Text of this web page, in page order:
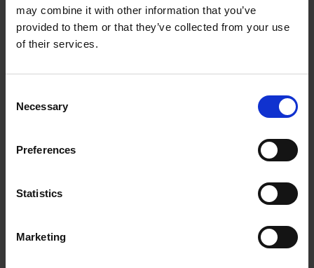
may combine it with other information that you’ve
provided to them or that they’ve collected from your use
of their services.
Selection
Necessary
Preferences
Statistics
Marketing